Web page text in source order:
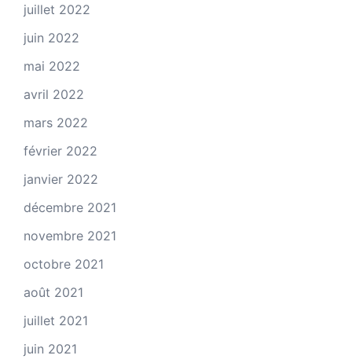
juillet 2022
juin 2022
mai 2022
avril 2022
mars 2022
février 2022
janvier 2022
décembre 2021
novembre 2021
octobre 2021
août 2021
juillet 2021
juin 2021